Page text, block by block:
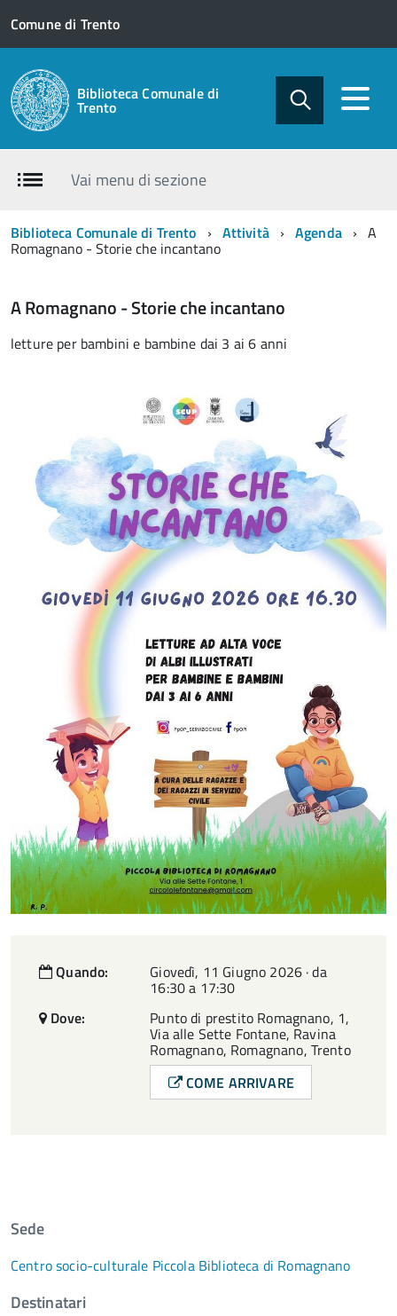
Comune di Trento
Biblioteca Comunale di
Trento
Vai menu di sezione
Biblioteca Comunale di Trento Attività Agenda A
Romagnano - Storie che incantano
A Romagnano - Storie che incantano
letture per bambini e bambine dai 3 ai 6 anni
Quando: Giovedì, 11 Giugno 2026 · da
16:30 a 17:30
Dove:
Punto di prestito Romagnano, 1,
Via alle Sette Fontane, Ravina
Romagnano, Romagnano, Trento
COME ARRIVARE
Sede
Centro socio-culturale Piccola Biblioteca di Romagnano
Destinatari